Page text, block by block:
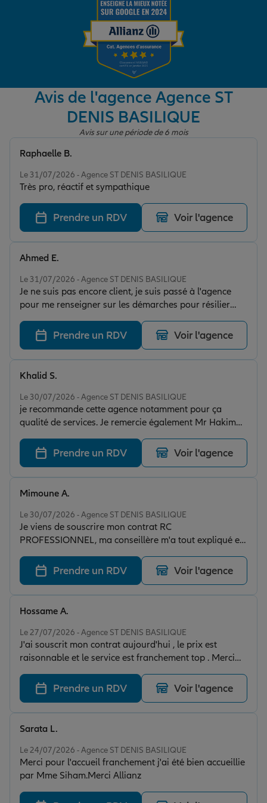
Garantie des accidents de la vie
Protection juridique
Retraite
Tous nos devis d'assurance
Avis de l'agence Agence ST
DENIS BASILIQUE
Avis sur une période de 6 mois
Le 31/07/2026 - Agence ST DENIS BASILIQUE
Très pro, réactif et sympathique
Raphaelle B.
Prendre un RDV Voir l'agence
Le 31/07/2026 - Agence ST DENIS BASILIQUE
Je ne suis pas encore client, je suis passé à l'agence
pour me renseigner sur les démarches pour résilier
mon assurance actuelle car mon assureur n'est plus
joignable. La conseillère (je n'ai pas son nom ) m'a très
bien accueilli. Elle a pris le temps de répondre à toutes
mes questions avec le sourire et beaucoup de
gentillesse. Elle m'a même proposé un café, un petit
Votre futur client.
Ahmed E.
Prendre un RDV Voir l'agence
Le 30/07/2026 - Agence ST DENIS BASILIQUE
je recommande cette agence notamment pour ça
qualité de services. Je remercie également Mr Hakim
qui a su me conseiller et m’accompagner.
Khalid S.
Prendre un RDV Voir l'agence
Le 30/07/2026 - Agence ST DENIS BASILIQUE
Je viens de souscrire mon contrat RC
PROFESSIONNEL, ma conseillère m'a tout expliqué et
a validé mon contrat. Attestation établie sur le champ.
Merci Siham et Merci Allianz pour ce magnifique
service. Je passerai la semaine prochaine assurer ma
voiture et mon appartement.
Mimoune A.
Prendre un RDV Voir l'agence
Le 27/07/2026 - Agence ST DENIS BASILIQUE
J'ai souscrit mon contrat aujourd'hui , le prix est
raisonnable et le service est franchement top . Merci
Siham pour l'accueil.
Hossame A.
Prendre un RDV Voir l'agence
Le 24/07/2026 - Agence ST DENIS BASILIQUE
Merci pour l'accueil franchement j'ai été bien accueillie
par Mme Siham.Merci Allianz
Sarata L.